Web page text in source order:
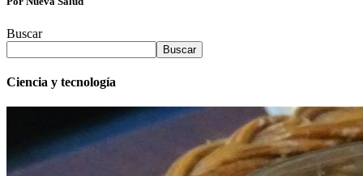
Buscar
Buscar
Ciencia y tecnología